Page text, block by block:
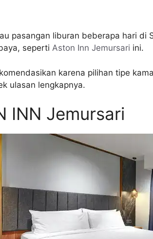
pasangan liburan beberapa hari di
seperti Aston Inn Jemursari ini.
karena pilihan tipe
ulasan lengkapnya.
INN Jemursari